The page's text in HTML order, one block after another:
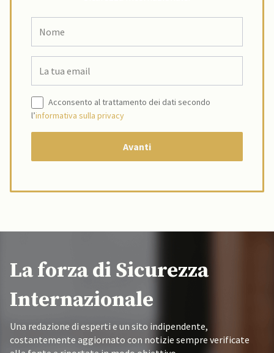
Acconsento al trattamento dei dati secondo
l’informativa sulla privacy
La forza di Sicurezza
Internazionale
Una redazione di esperti e un sito indipendente,
costantemente aggiornato con notizie sempre verificate